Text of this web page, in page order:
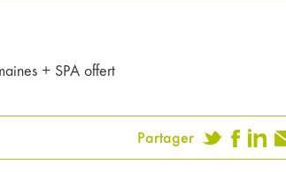
+ SPA offert
Partager